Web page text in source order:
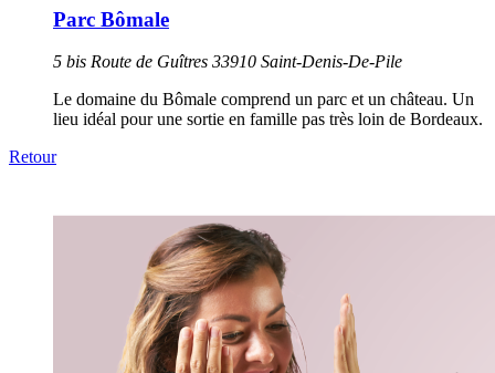
Parc Bômale
5 bis Route de Guîtres 33910 Saint-Denis-De-Pile
Le domaine du Bômale comprend un parc et un château. Un
lieu idéal pour une sortie en famille pas très loin de Bordeaux.
Retour